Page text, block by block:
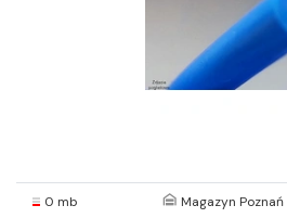
0 mb Magazyn Poznań